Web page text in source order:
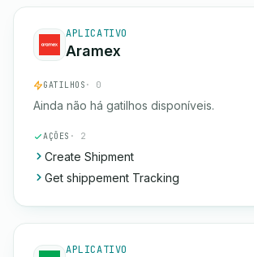
APLICATIVO
Aramex
GATILHOS · 0
Ainda não há gatilhos disponíveis.
AÇÕES · 2
Create Shipment
Get shippement Tracking
APLICATIVO